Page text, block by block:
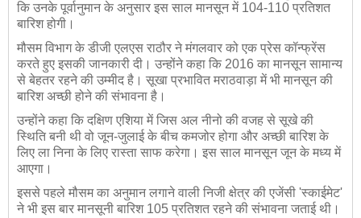
कि उनके पूर्वानुमान के अनुसार इस साल मानसून में 104-110 प्रतिशत
बारि‍श होगी।
मौसम विभाग के डीजी एलएस राठौर ने मंगलवार को एक प्रेस कॉन्‍फ्रेंस
करते हुए इसकी जानकारी दी। उन्‍होंने कहा कि 2016 का मानसून सामान्य
से बेहतर रहने की उम्‍मीद है। सूखा प्रभावित मराठवाड़ा में भी मानसून की
बारिश अच्छी होने की संभावना है।
उन्‍होंने कहा कि दक्षिण एशिया में जिस अल नीनो की वजह से सूखे की
स्थिति बनी थी वो जून-जुलाई के बीच कमजोर होगा और अच्‍छी बारिश के
लिए ला निना के लिए रास्‍ता साफ करेगा। इस साल मानसून जून के मध्‍य में
आएगा।
इससे पहले मौसम का अनुमान लगाने वाली निजी क्षेत्र की एजेंसी 'स्काईमेट'
ने भी इस बार मानसूनी बारिश 105 प्रतिशत रहने की संभावना जताई थी।